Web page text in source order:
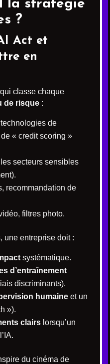
la stratégie
?
Act et
en
qui classe chaque
de risque :
technologies de
« credit scoring »
secteurs sensibles
recommandation de
filtres photo.
une entreprise doit :
systématique.
d’entraînement
discriminants).
humaine et un
»).
clairs lorsqu’un
du cinéma de